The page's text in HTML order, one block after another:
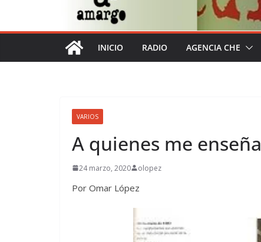
INICIO RADIO AGENCIA CHE
VARIOS
A quienes me
24 marzo, 2020 olopez
Por Omar López